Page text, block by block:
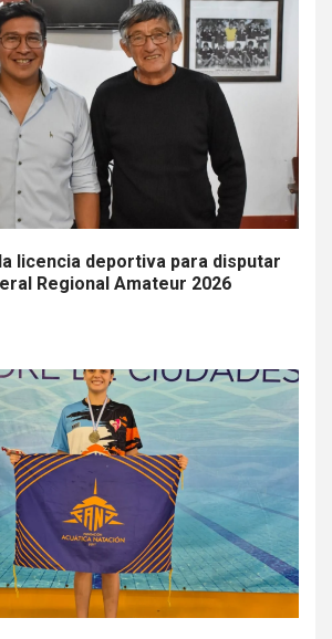
licencia deportiva para disputar
Regional Amateur 2026